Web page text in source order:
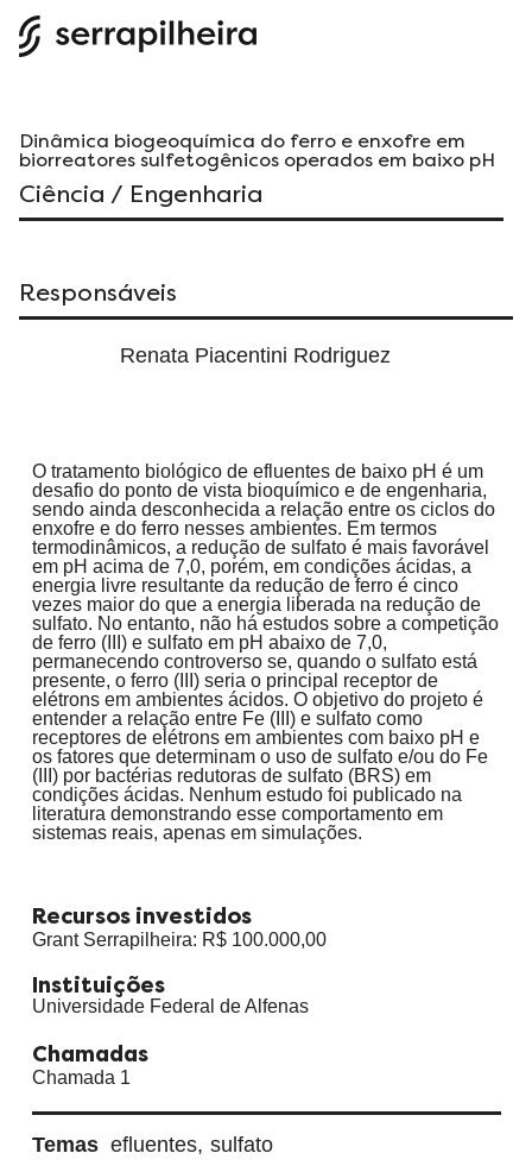
Dinâmica biogeoquímica do ferro e enxofre em
biorreatores sulfetogênicos operados em baixo pH
Ciência / Engenharia
Responsáveis
Renata Piacentini Rodriguez
O tratamento biológico de efluentes de baixo pH é um
desafio do ponto de vista bioquímico e de engenharia,
sendo ainda desconhecida a relação entre os ciclos do
enxofre e do ferro nesses ambientes. Em termos
termodinâmicos, a redução de sulfato é mais favorável
em pH acima de 7,0, porém, em condições ácidas, a
energia livre resultante da redução de ferro é cinco
vezes maior do que a energia liberada na redução de
sulfato. No entanto, não há estudos sobre a competição
de ferro (III) e sulfato em pH abaixo de 7,0,
permanecendo controverso se, quando o sulfato está
presente, o ferro (III) seria o principal receptor de
elétrons em ambientes ácidos. O objetivo do projeto é
entender a relação entre Fe (III) e sulfato como
receptores de elétrons em ambientes com baixo pH e
os fatores que determinam o uso de sulfato e/ou do Fe
(III) por bactérias redutoras de sulfato (BRS) em
condições ácidas. Nenhum estudo foi publicado na
literatura demonstrando esse comportamento em
sistemas reais, apenas em simulações.
Recursos investidos
Grant Serrapilheira: R$ 100.000,00
Instituições
Universidade Federal de Alfenas
Chamadas
Chamada 1
Temas efluentes sulfato